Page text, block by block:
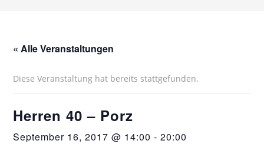
« Alle Veranstaltungen
Diese Veranstaltung hat bereits stattgefunden.
Herren 40 – Porz
September 16, 2017 @ 14:00 -20:00